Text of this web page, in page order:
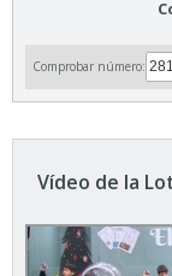
Comprobar número:
Vídeo de la